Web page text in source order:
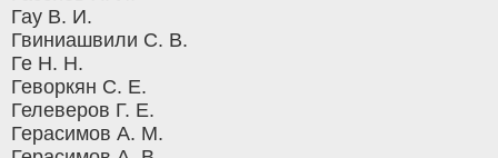
Гау В. И.
Гвиниашвили С. В.
Ге Н. Н.
Геворкян С. Е.
Гелеверов Г. Е.
Герасимов А. М.